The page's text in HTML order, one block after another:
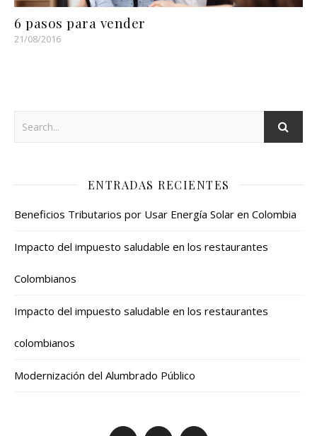
6 pasos para vender
21/08/2016
ENTRADAS RECIENTES
Beneficios Tributarios por Usar Energía Solar en Colombia
Impacto del impuesto saludable en los restaurantes
Colombianos
Impacto del impuesto saludable en los restaurantes
colombianos
Modernización del Alumbrado Público